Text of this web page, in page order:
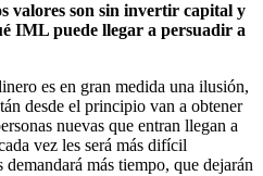
valores son sin invertir capital y
IML puede llegar a persuadir a
es en gran medida una ilusión,
desde el principio van a obtener
nuevas que entran llegan a
vez les será más difícil
más tiempo, que dejarán